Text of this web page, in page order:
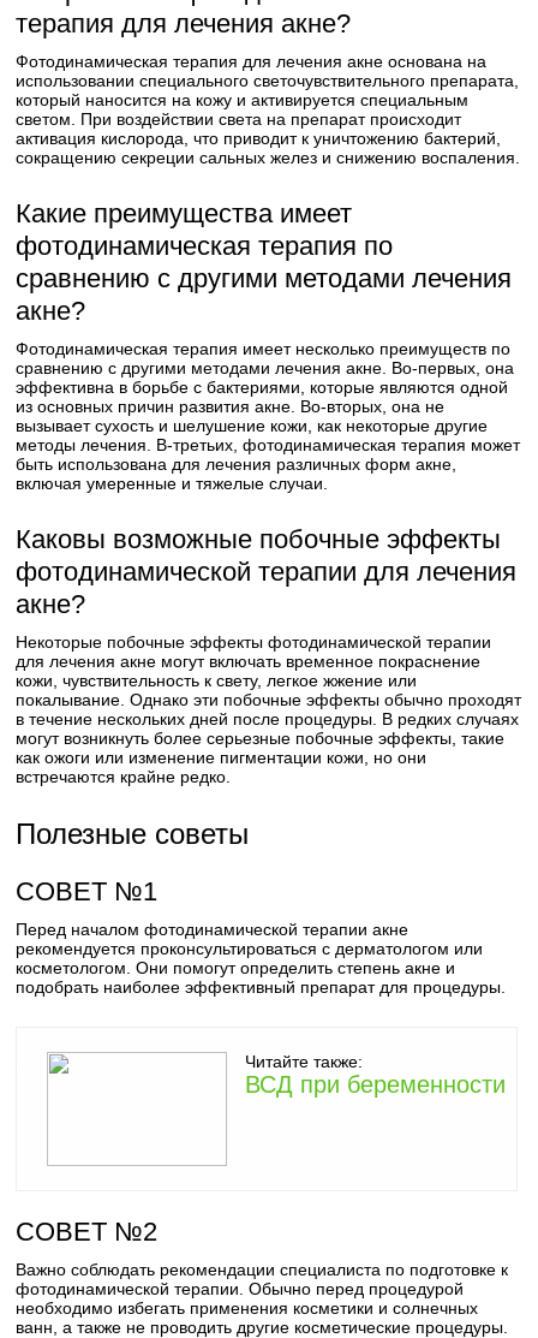
терапия для лечения акне?
Фотодинамическая терапия для лечения акне основана на
использовании специального светочувствительного препарата,
который наносится на кожу и активируется специальным
светом. При воздействии света на препарат происходит
активация кислорода, что приводит к уничтожению бактерий,
сокращению секреции сальных желез и снижению воспаления.
Какие преимущества имеет
фотодинамическая терапия по
сравнению с другими методами лечения
акне?
Фотодинамическая терапия имеет несколько преимуществ по
сравнению с другими методами лечения акне. Во-первых, она
эффективна в борьбе с бактериями, которые являются одной
из основных причин развития акне. Во-вторых, она не
вызывает сухость и шелушение кожи, как некоторые другие
методы лечения. В-третьих, фотодинамическая терапия может
быть использована для лечения различных форм акне,
включая умеренные и тяжелые случаи.
Каковы возможные побочные эффекты
фотодинамической терапии для лечения
акне?
Некоторые побочные эффекты фотодинамической терапии
для лечения акне могут включать временное покраснение
кожи, чувствительность к свету, легкое жжение или
покалывание. Однако эти побочные эффекты обычно проходят
в течение нескольких дней после процедуры. В редких случаях
могут возникнуть более серьезные побочные эффекты, такие
как ожоги или изменение пигментации кожи, но они
встречаются крайне редко.
Полезные советы
СОВЕТ №1
Перед началом фотодинамической терапии акне
рекомендуется проконсультироваться с дерматологом или
косметологом. Они помогут определить степень акне и
подобрать наиболее эффективный препарат для процедуры.
Читайте также:
ВСД при беременности
СОВЕТ №2
Важно соблюдать рекомендации специалиста по подготовке к
фотодинамической терапии. Обычно перед процедурой
необходимо избегать применения косметики и солнечных
ванн, а также не проводить другие косметические процедуры.